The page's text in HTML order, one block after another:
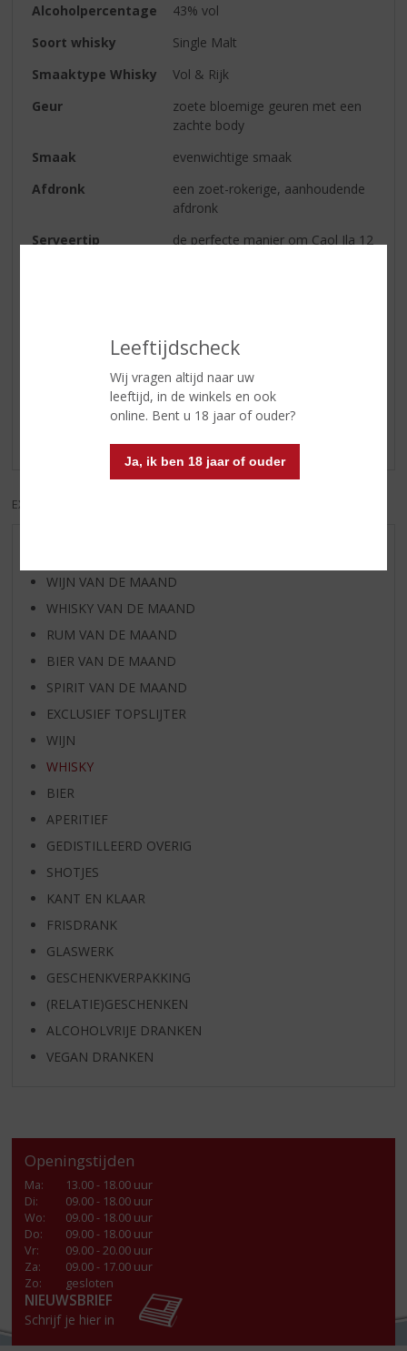
Leeftijdscheck
Wij vragen altijd naar uw
leeftijd, in de winkels en ook
online. Bent u 18 jaar of ouder?
Ja, ik ben 18 jaar of ouder
Alcoholpercentage
43% vol
Soort whisky
Single Malt
Smaaktype Whisky
Vol & Rijk
Geur
zoete bloemige geuren met een
zachte body
Smaak
evenwichtige smaak
Afdronk
een zoet-rokerige, aanhoudende
afdronk
Serveertip
de perfecte manier om Caol Ila 12
Reviews
Schrijf een review
Er zijn nog geen reviews geplaatst voor dit product
EXCL. BTW
WIJN VAN DE MAAND
WHISKY VAN DE MAAND
RUM VAN DE MAAND
BIER VAN DE MAAND
SPIRIT VAN DE MAAND
EXCLUSIEF TOPSLIJTER
WIJN
WHISKY
BIER
APERITIEF
GEDISTILLEERD OVERIG
SHOTJES
KANT EN KLAAR
FRISDRANK
GLASWERK
GESCHENKVERPAKKING
(RELATIE)GESCHENKEN
ALCOHOLVRIJE DRANKEN
VEGAN DRANKEN
Openingstijden
Ma:
13.00 - 18.00 uur
Di:
09.00 - 18.00 uur
Wo:
09.00 - 18.00 uur
Do:
09.00 - 18.00 uur
Vr:
09.00 - 20.00 uur
Za:
09.00 - 17.00 uur
Zo:
gesloten
NIEUWSBRIEF
Schrijf je hier in